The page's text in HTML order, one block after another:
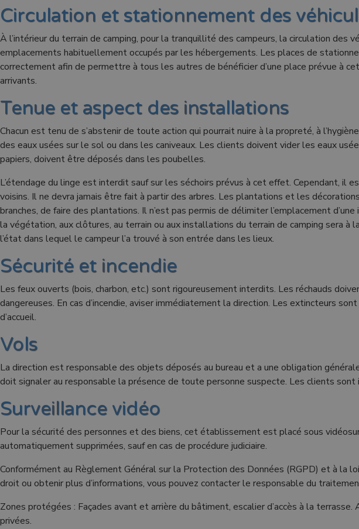
Circulation et stationnement des
À l’intérieur du terrain de camping, pour la tranquillité des campeurs, la circulation
emplacements habituellement occupés par les hébergements. Les places de
correctement afin de permettre à tous les autres de bénéficier d’une place prévue à
arrivants.
Tenue et aspect des installations
Chacun est tenu de s’abstenir de toute action qui pourrait nuire à la propreté, à
des eaux usées sur le sol ou dans les caniveaux. Les clients doivent vider les eaux
papiers, doivent être déposés dans les poubelles.
L’étendage du linge est interdit sauf sur les séchoirs prévus à cet effet. Cependant, il
voisins. Il ne devra jamais être fait à partir des arbres. Les plantations et les
branches, de faire des plantations. Il n’est pas permis de délimiter l’emplacement
la végétation, aux clôtures, au terrain ou aux installations du terrain de camping sera
l’état dans lequel le campeur l’a trouvé à son entrée dans les lieux.
Sécurité et incendie
Les feux ouverts (bois, charbon, etc.) sont rigoureusement interdits. Les réchauds
dangereuses. En cas d’incendie, aviser immédiatement la direction. Les extincteurs
d’accueil.
Vols
La direction est responsable des objets déposés au bureau et a une obligation
doit signaler au responsable la présence de toute personne suspecte. Les clients
Surveillance vidéo
Pour la sécurité des personnes et des biens, cet établissement est placé sous
automatiquement supprimées, sauf en cas de procédure judiciaire.
Conformément au Règlement Général sur la Protection des Données (RGPD) et à la
droit ou obtenir plus d’informations, vous pouvez contacter le responsable du
Zones protégées : Façades avant et arrière du bâtiment, escalier d’accès à la
privées.